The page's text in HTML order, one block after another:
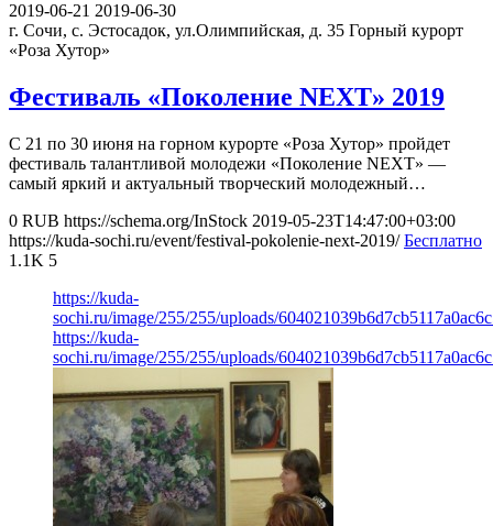
2019-06-21 2019-06-30
г. Сочи, с. Эстосадок, ул.Олимпийская, д. 35 Горный курорт
«Роза Хутор»
Фестиваль «Поколение NEXT» 2019
С 21 по 30 июня на горном курорте «Роза Хутор» пройдет
фестиваль талантливой молодежи «Поколение NEXT» —
самый яркий и актуальный творческий молодежный…
0 RUB https://schema.org/InStock 2019-05-23T14:47:00+03:00
https://kuda-sochi.ru/event/festival-pokolenie-next-2019/ Бесплатно
1.1K 5
https://kuda-
sochi.ru/image/255/255/uploads/
https://kuda-
sochi.ru/image/255/255/uploads/